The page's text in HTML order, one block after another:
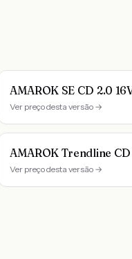
AMAROK SE CD 2.0
Ver preço desta versão →
AMAROK Trendline
Ver preço desta versão →